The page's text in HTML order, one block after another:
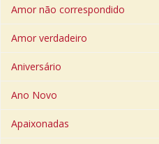
Amor não correspondido
Amor verdadeiro
Aniversário
Ano Novo
Apaixonadas